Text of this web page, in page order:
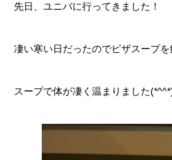
先日、ユニバに行ってきました！
凄い寒い日だったのでピザスープ
スープで体が凄く温まりました